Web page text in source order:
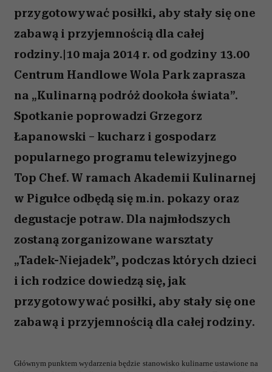
przygotowywać posiłki, aby stały się one
zabawą i przyjemnością dla całej
rodziny.|10 maja 2014 r. od godziny 13.00
Centrum Handlowe Wola Park zaprasza
na „Kulinarną podróż dookoła świata”.
Spotkanie poprowadzi Grzegorz
Łapanowski – kucharz i gospodarz
popularnego programu telewizyjnego
Top Chef. W ramach Akademii Kulinarnej
w Pigułce odbędą się m.in. pokazy oraz
degustacje potraw. Dla najmłodszych
zostaną zorganizowane warsztaty
„Tadek-Niejadek”, podczas których dzieci
i ich rodzice dowiedzą się, jak
przygotowywać posiłki, aby stały się one
zabawą i przyjemnością dla całej rodziny.
Głównym punktem wydarzenia będzie stanowisko kulinarne ustawione na